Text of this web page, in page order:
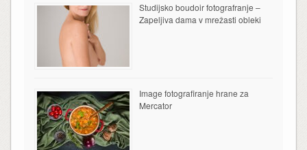
Studijsko boudoir fotografranje –
Zapeljiva dama v mrežasti obleki
Image fotografiranje hrane za
Mercator